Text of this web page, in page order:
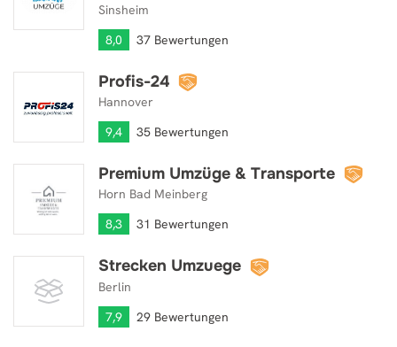
Sinsheim
8,0
37 Bewertungen
Profis-24
Hannover
9,4
35 Bewertungen
Premium Umzüge & Transporte
Horn Bad Meinberg
8,3
31 Bewertungen
Premium Umzüge & Transporte
Strecken Umzuege
Berlin
7,9
29 Bewertungen
Strecken Umzuege